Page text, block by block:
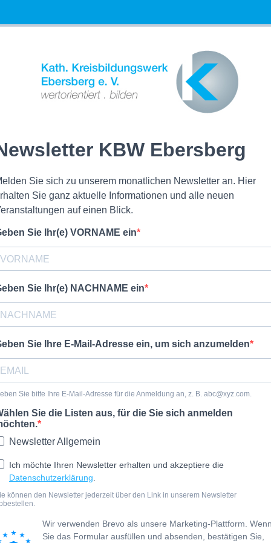
KBW Ebersberg
Sie sich zu unserem monatlichen Newsletter an. Hier
Sie ganz aktuelle Informationen und alle neuen
auf einen Blick.
Sie Ihr(e) VORNAME ein
Sie Ihr(e) NACHNAME ein
Sie Ihre E-Mail-Adresse ein, um sich anzumelden
Sie bitte Ihre E-Mail-Adresse für die Anmeldung an, z. B. abc@xyz.com.
Sie die Listen aus, für die Sie sich anmelden
Newsletter Allgemein
Ich möchte Ihren Newsletter erhalten und akzeptiere die
Datenschutzerklärung
können den Newsletter jederzeit über den Link in unserem Newsletter
Wir verwenden Brevo als unsere Marketing-Plattform.
Sie das Formular ausfüllen und absenden, bestätigen Sie,